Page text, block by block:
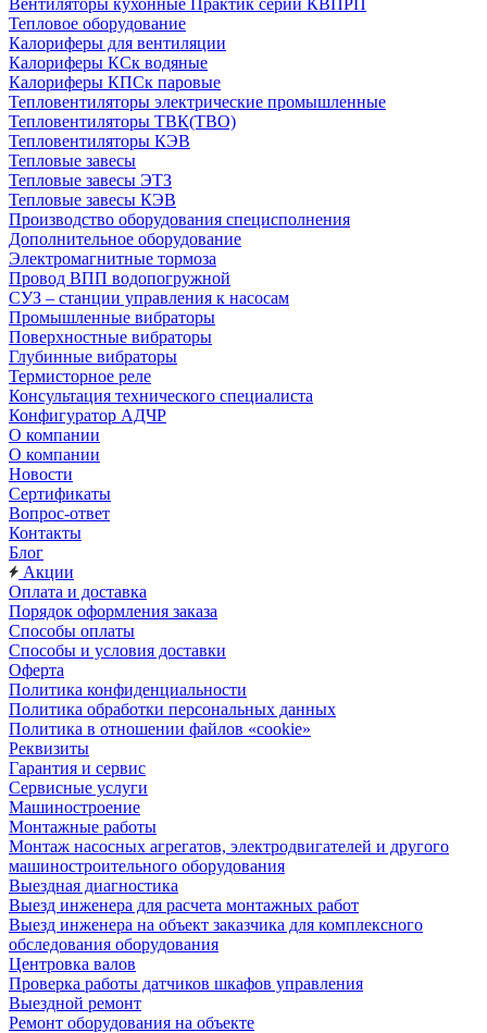
Вентиляторы кухонные Практик серии КВПРП
Тепловое оборудование
Калориферы для вентиляции
Калориферы КСк водяные
Калориферы КПСк паровые
Тепловентиляторы электрические промышленные
Тепловентиляторы ТВК(ТВО)
Тепловентиляторы КЭВ
Тепловые завесы
Тепловые завесы ЭТЗ
Тепловые завесы КЭВ
Производство оборудования специсполнения
Дополнительное оборудование
Электромагнитные тормоза
Провод ВПП водопогружной
СУЗ – станции управления к насосам
Промышленные вибраторы
Поверхностные вибраторы
Глубинные вибраторы
Термисторное реле
Консультация технического специалиста
Конфигуратор АДЧР
О компании
О компании
Новости
Сертификаты
Вопрос-ответ
Контакты
Блог
Акции
Оплата и доставка
Порядок оформления заказа
Способы оплаты
Способы и условия доставки
Оферта
Политика конфиденциальности
Политика обработки персональных данных
Политика в отношении файлов «cookie»
Реквизиты
Гарантия и сервис
Сервисные услуги
Машиностроение
Монтажные работы
Монтаж насосных агрегатов, электродвигателей и другого
машиностроительного оборудования
Выездная диагностика
Выезд инженера для расчета монтажных работ
Выезд инженера на объект заказчика для комплексного
обследования оборудования
Центровка валов
Проверка работы датчиков шкафов управления
Выездной ремонт
Ремонт оборудования на объекте